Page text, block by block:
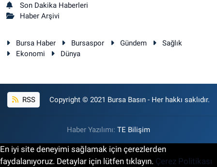
Son Dakika Haberleri
Haber Arşivi
Bursa Haber Bursaspor Gündem
Sağlık
Ekonomi
Dünya
RSS Copyright © 2021 Bursa Basın - Her hakkı saklıdır.
Haber Yazılımı: TE Bilişim
En iyi site deneyimi sağlamak için çerezlerden
faydalanıyoruz. Detaylar için lütfen tıklayın. Çerez Politikası